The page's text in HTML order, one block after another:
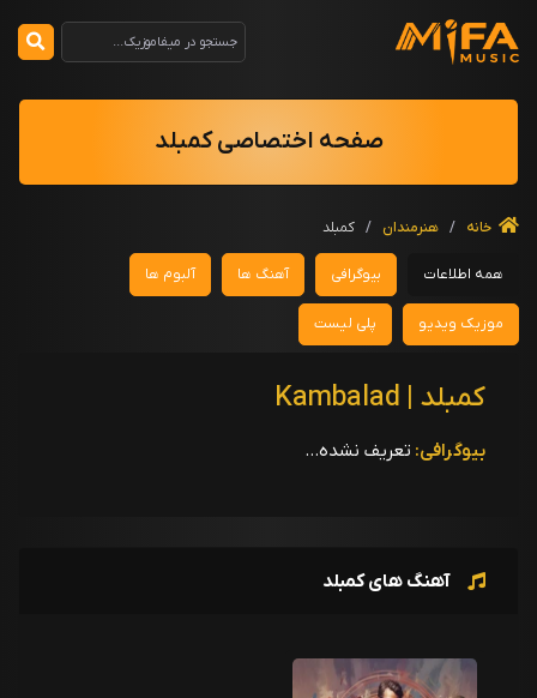
صفحه اختصاصی کمبلد
خانه / هنرمندان / کمبلد
همه اطلاعات بیوگرافی آهنگ ها آلبوم ها
موزیک ویدیو پلی لیست
کمبلد | Kambalad
بیوگرافی: تعریف نشده...
آهنگ های کمبلد